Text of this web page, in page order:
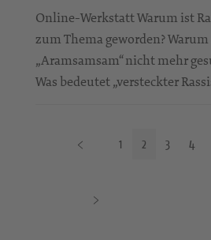
Online-Werkstatt Warum ist
zum Thema geworden?
„Aramsamsam“ nicht mehr
Was bedeutet „versteckter
1 2 3 4
N